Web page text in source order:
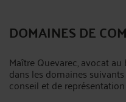
DOMAINES DE
Maître Quevarec, avocat
dans les domaines
conseil et de